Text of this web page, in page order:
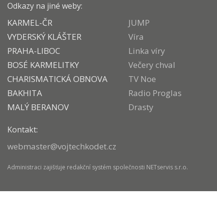
Odkazy na jiné weby:
KARMEL-ČR
VYDERSKÝ KLÁŠTER
PRAHA-LIBOC
BOSÉ KARMELITKY
CHARISMATICKÁ OBNOVA
BAKHITA
MALÝ BERANOV
JUMP
Víra
Linka víry
Večery chval
TV Noe
Radio Proglas
Drasty
Kontakt:
webmaster@vojtechkodet.cz
Administraci zajišťuje redakční systém společnosti NETservis s.r.o.